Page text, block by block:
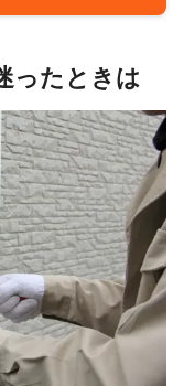
ったときは